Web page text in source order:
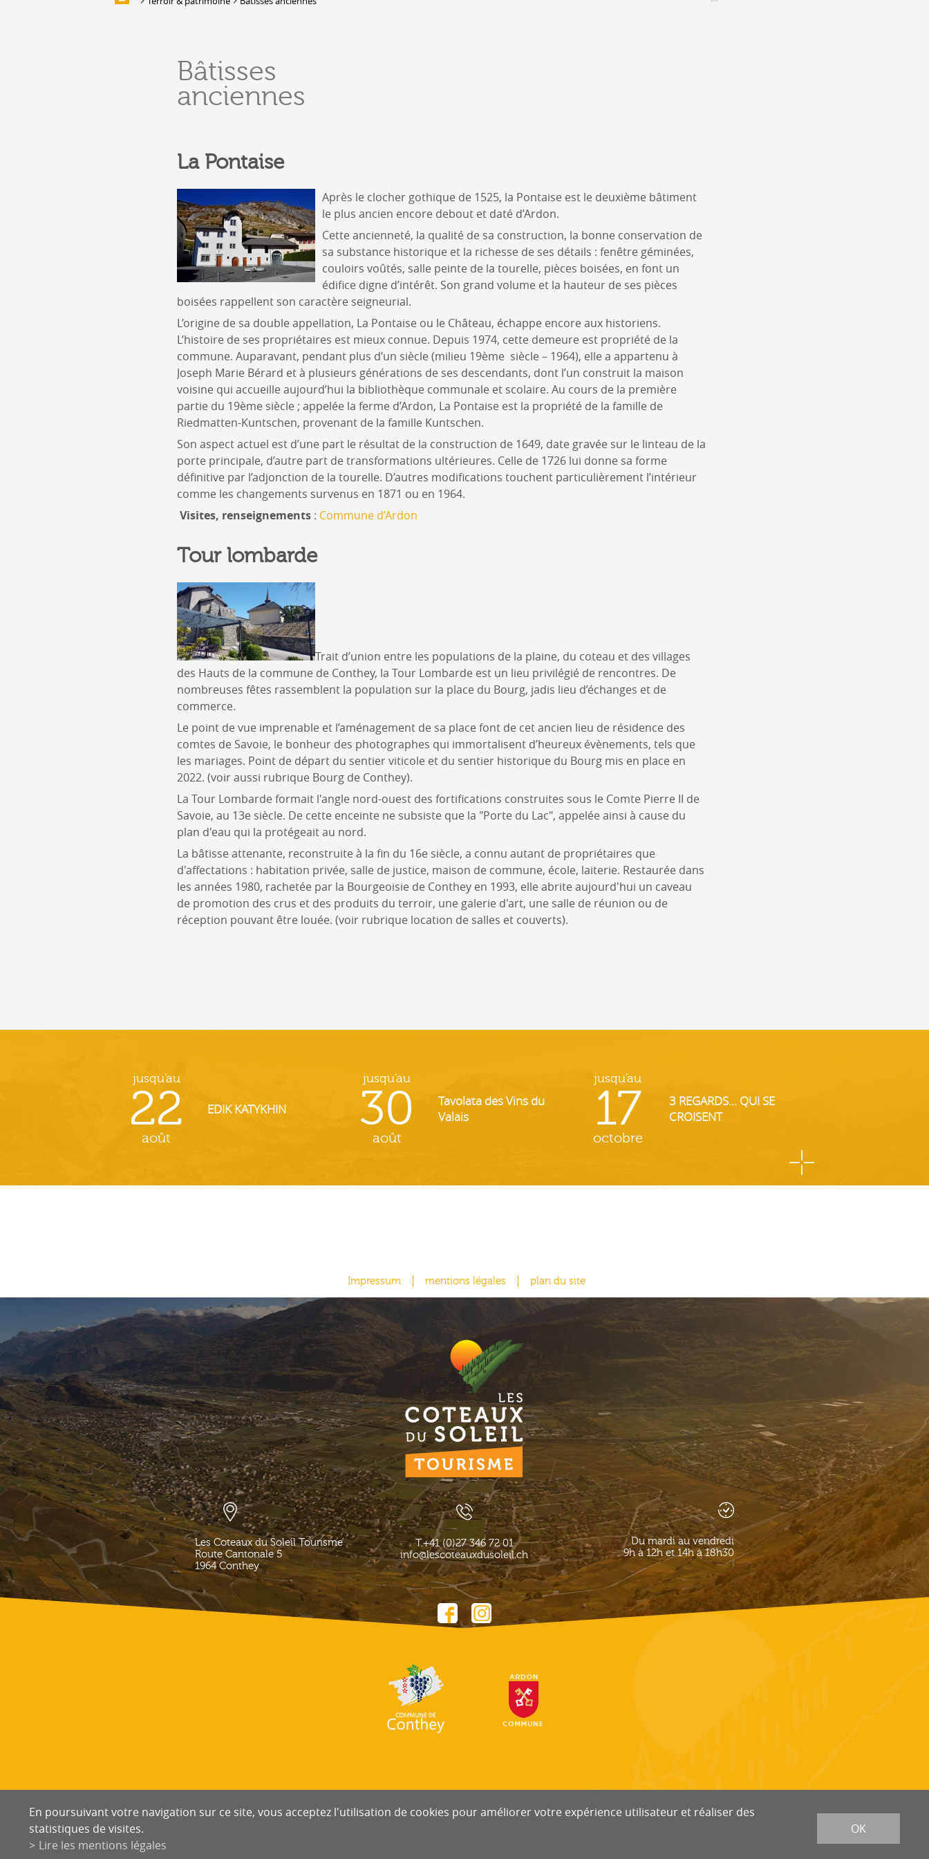
HÉBERGEMENTS &
RESTAURATION
Hébergement
Bâtisses
anciennes
La Pontaise
Après le clocher gothique de 1525, la Pontaise est le deuxième bâtiment
le plus ancien encore debout et daté d’Ardon.
Cette ancienneté, la qualité de sa construction, la bonne conservation de
sa substance historique et la richesse de ses détails : fenêtre géminées,
couloirs voûtés, salle peinte de la tourelle, pièces boisées, en font un
édifice digne d’intérêt. Son grand volume et la hauteur de ses pièces
boisées rappellent son caractère seigneurial.
L’origine de sa double appellation, La Pontaise ou le Château, échappe encore aux historiens.
L’histoire de ses propriétaires est mieux connue. Depuis 1974, cette demeure est propriété de la
commune. Auparavant, pendant plus d’un siècle (milieu 19ème siècle – 1964), elle a appartenu à
Joseph Marie Bérard et à plusieurs générations de ses descendants, dont l’un construit la maison
voisine qui accueille aujourd’hui la bibliothèque communale et scolaire. Au cours de la première
partie du 19ème siècle ; appelée la ferme d’Ardon, La Pontaise est la propriété de la famille de
Riedmatten-Kuntschen, provenant de la famille Kuntschen.
Son aspect actuel est d’une part le résultat de la construction de 1649, date gravée sur le linteau de la
porte principale, d’autre part de transformations ultérieures. Celle de 1726 lui donne sa forme
définitive par l’adjonction de la tourelle. D’autres modifications touchent particulièrement l’intérieur
comme les changements survenus en 1871 ou en 1964.
Visites, renseignements : Commune d’Ardon
Tour lombarde
Trait d’union entre les populations de la plaine, du coteau et des villages
des Hauts de la commune de Conthey, la Tour Lombarde est un lieu privilégié de rencontres. De
nombreuses fêtes rassemblent la population sur la place du Bourg, jadis lieu d’échanges et de
commerce.
Le point de vue imprenable et l’aménagement de sa place font de cet ancien lieu de résidence des
comtes de Savoie, le bonheur des photographes qui immortalisent d’heureux évènements, tels que
les mariages. Point de départ du sentier viticole et du sentier historique du Bourg mis en place en
2022. (voir aussi rubrique Bourg de Conthey).
La Tour Lombarde formait l'angle nord-ouest des fortifications construites sous le Comte Pierre II de
Savoie, au 13e siècle. De cette enceinte ne subsiste que la "Porte du Lac", appelée ainsi à cause du
plan d'eau qui la protégeait au nord.
La bâtisse attenante, reconstruite à la fin du 16e siècle, a connu autant de propriétaires que
d'affectations : habitation privée, salle de justice, maison de commune, école, laiterie. Restaurée dans
les années 1980, rachetée par la Bourgeoisie de Conthey en 1993, elle abrite aujourd'hui un caveau
de promotion des crus et des produits du terroir, une galerie d'art, une salle de réunion ou de
réception pouvant être louée. (voir rubrique location de salles et couverts).
jusqu'au
22
août
EDIK KATYKHIN
jusqu'au
30
août
Tavolata des Vins du
Valais
jusqu'au
17
octobre
3 REGARDS... QUI SE
CROISENT
Impressum mentions légales plan du site
Les Coteaux du Soleil Tourisme
Route Cantonale 5
1964 Conthey
T.+41 (0)27 346 72 01
info@lescoteauxdusoleil.ch
Du mardi au vendredi
9h à 12h et 14h à 18h30
En poursuivant votre navigation sur ce site, vous acceptez l'utilisation de cookies pour améliorer votre expérience utilisateur et réaliser des
statistiques de visites.
Lire les mentions légales
OK